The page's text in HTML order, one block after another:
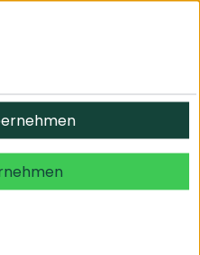
Rechte vorbehalten.